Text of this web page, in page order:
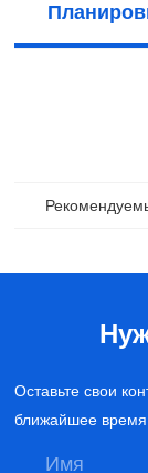
Оставьте свои
ближайшее время